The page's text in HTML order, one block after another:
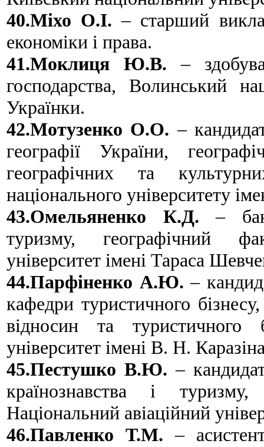
40.Міхо О.І. – старший
економіки і права.
41.Моклиця Ю.В. –
господарства, Волинський
Українки.
42.Мотузенко О.О. –
географії України,
географічних та
національного університету
43.Омельяненко К.Д. –
туризму, географічний
університет імені Тараса
44.Парфіненко А.Ю. –
кафедри туристичного
відносин та туристичного
університет імені В. Н.
45.Пестушко В.Ю. –
країнознавства і
Національний авіаційний
46.Павленко Т.М.–